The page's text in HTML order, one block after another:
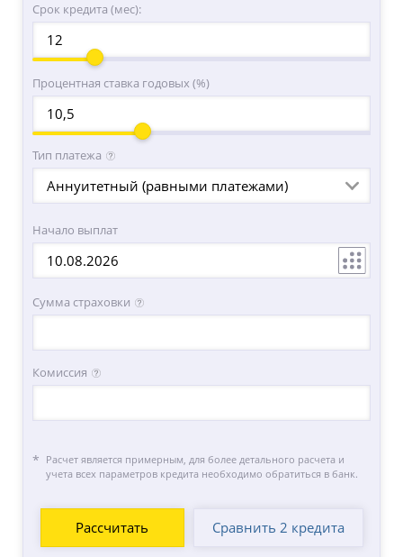
Срок кредита (мес):
Процентная ставка годовых (%)
Тип платежа
Аннуитетный (равными платежами)
Начало выплат
Сумма страховки
Комиссия
Расчет является примерным, для более детального расчета и
учета всех параметров кредита необходимо обратиться в банк.
Сравнить 2 кредита